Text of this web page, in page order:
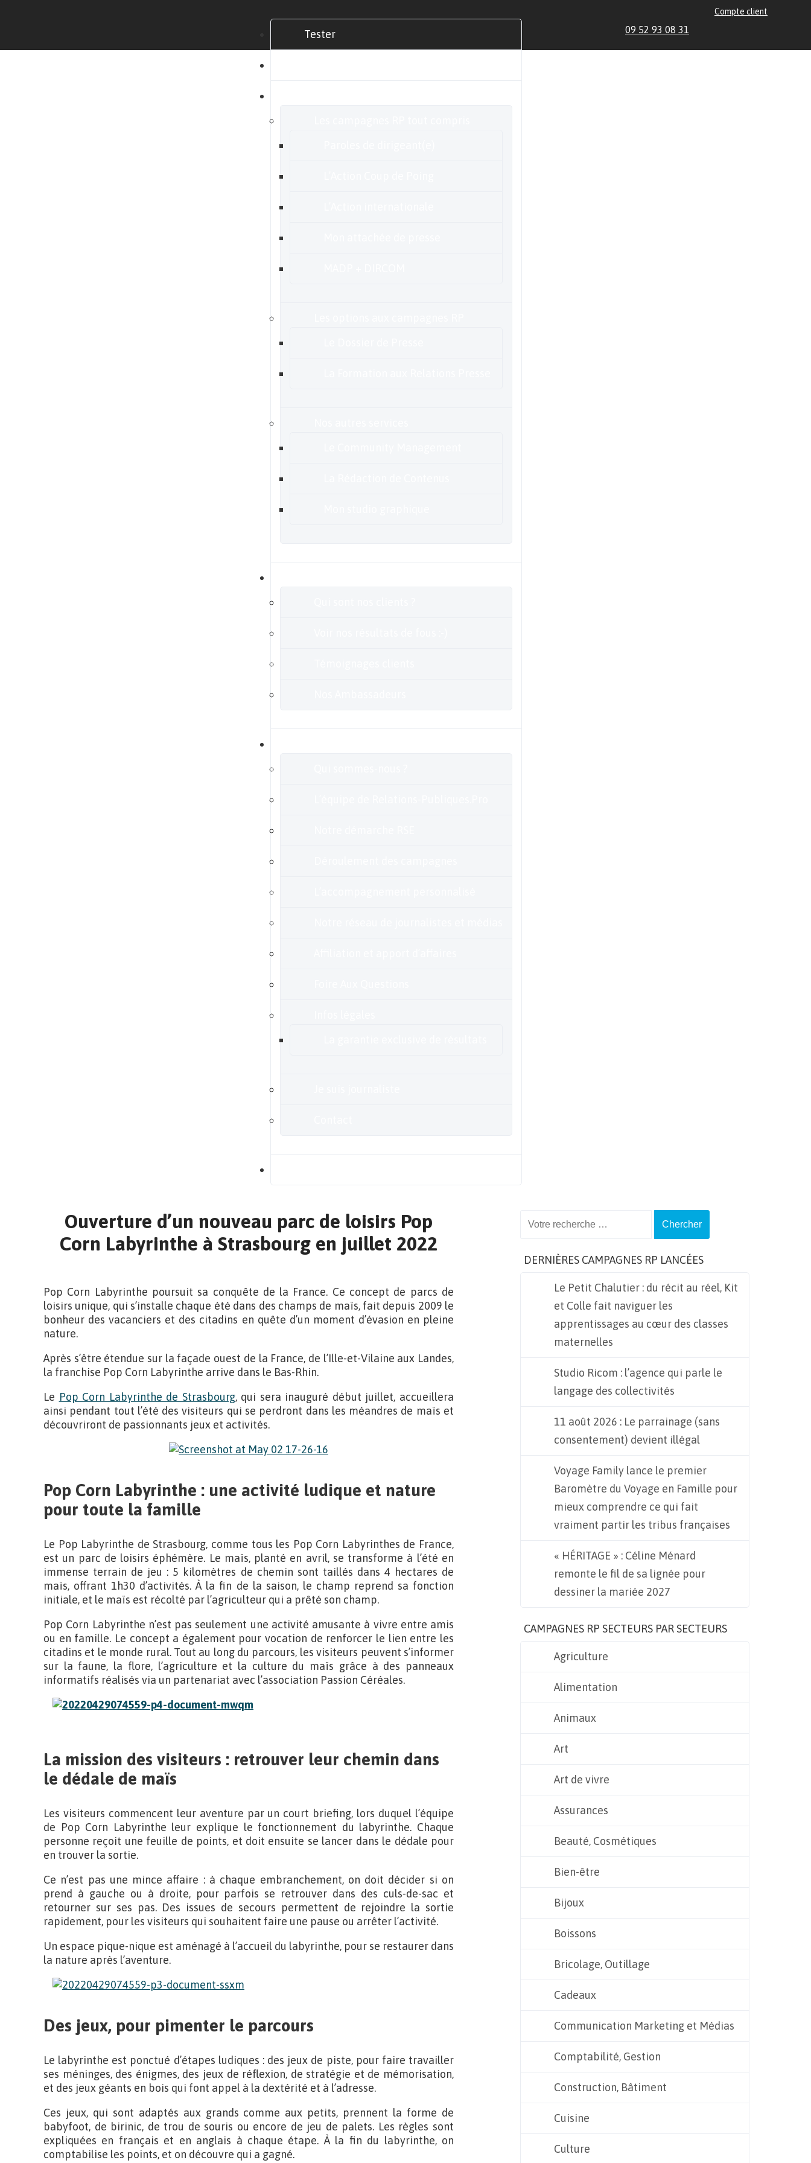
Tester
Compte client
09 52 93 08 31
Ouverture d’un nouveau parc de loisirs Pop
Corn Labyrinthe à Strasbourg en juillet 2022
Pop Corn Labyrinthe poursuit sa conquête de la France. Ce concept de parcs de
loisirs unique, qui s’installe chaque été dans des champs de maïs, fait depuis 2009 le
bonheur des vacanciers et des citadins en quête d’un moment d’évasion en pleine
nature.
Après s’être étendue sur la façade ouest de la France, de l’Ille-et-Vilaine aux Landes,
la franchise Pop Corn Labyrinthe arrive dans le Bas-Rhin.
Le Pop Corn Labyrinthe de Strasbourg, qui sera inauguré début juillet, accueillera
ainsi pendant tout l’été des visiteurs qui se perdront dans les méandres de maïs et
découvriront de passionnants jeux et activités.
Pop Corn Labyrinthe : une activité ludique et nature
pour toute la famille
Le Pop Labyrinthe de Strasbourg, comme tous les Pop Corn Labyrinthes de France,
est un parc de loisirs éphémère. Le maïs, planté en avril, se transforme à l’été en
immense terrain de jeu : 5 kilomètres de chemin sont taillés dans 4 hectares de
maïs, offrant 1h30 d’activités. À la fin de la saison, le champ reprend sa fonction
initiale, et le maïs est récolté par l’agriculteur qui a prêté son champ.
Pop Corn Labyrinthe n’est pas seulement une activité amusante à vivre entre amis
ou en famille. Le concept a également pour vocation de renforcer le lien entre les
citadins et le monde rural. Tout au long du parcours, les visiteurs peuvent s’informer
sur la faune, la flore, l’agriculture et la culture du maïs grâce à des panneaux
informatifs réalisés via un partenariat avec l’association Passion Céréales.
La mission des visiteurs : retrouver leur chemin dans
le dédale de maïs
Les visiteurs commencent leur aventure par un court briefing, lors duquel l’équipe
de Pop Corn Labyrinthe leur explique le fonctionnement du labyrinthe. Chaque
personne reçoit une feuille de points, et doit ensuite se lancer dans le dédale pour
en trouver la sortie.
Ce n’est pas une mince affaire : à chaque embranchement, on doit décider si on
prend à gauche ou à droite, pour parfois se retrouver dans des culs-de-sac et
retourner sur ses pas. Des issues de secours permettent de rejoindre la sortie
rapidement, pour les visiteurs qui souhaitent faire une pause ou arrêter l’activité.
Un espace pique-nique est aménagé à l’accueil du labyrinthe, pour se restaurer dans
la nature après l’aventure.
Des jeux, pour pimenter le parcours
Le labyrinthe est ponctué d’étapes ludiques : des jeux de piste, pour faire travailler
ses méninges, des énigmes, des jeux de réflexion, de stratégie et de mémorisation,
et des jeux géants en bois qui font appel à la dextérité et à l’adresse.
Ces jeux, qui sont adaptés aux grands comme aux petits, prennent la forme de
babyfoot, de birinic, de trou de souris ou encore de jeu de palets. Les règles sont
expliquées en français et en anglais à chaque étape. À la fin du labyrinthe, on
comptabilise les points, et on découvre qui a gagné.
DERNIÈRES CAMPAGNES RP LANCÉES
Le Petit Chalutier : du récit au réel, Kit
et Colle fait naviguer les
apprentissages au cœur des classes
maternelles
Studio Ricom : l’agence qui parle le
langage des collectivités
11 août 2026 : Le parrainage (sans
consentement) devient illégal
Voyage Family lance le premier
Baromètre du Voyage en Famille pour
mieux comprendre ce qui fait
vraiment partir les tribus françaises
« HÉRITAGE » : Céline Ménard
remonte le fil de sa lignée pour
dessiner la mariée 2027
CAMPAGNES RP SECTEURS PAR SECTEURS
Agriculture
Alimentation
Animaux
Art
Art de vivre
Assurances
Beauté, Cosmétiques
Bien-être
Bijoux
Boissons
Bricolage, Outillage
Cadeaux
Communication Marketing et Médias
Comptabilité, Gestion
Construction, Bâtiment
Cuisine
Culture